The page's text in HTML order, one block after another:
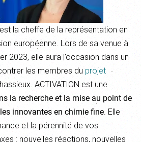
la cheffe de la représentation en
européenne. Lors de sa venue à
2023, elle aura l’occasion dans un
les membres du projet
ACTIVATION est une
la recherche et la mise au point de
innovantes en chimie fine. Elle
et la pérennité de vos
: nouvelles réactions, nouvelles